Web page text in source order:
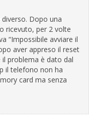
Dopo una
ricevuto, per 2 volte
“Impossibile avviare il
aver appreso il reset
problema è dato dal
il telefono non ha
card ma senza